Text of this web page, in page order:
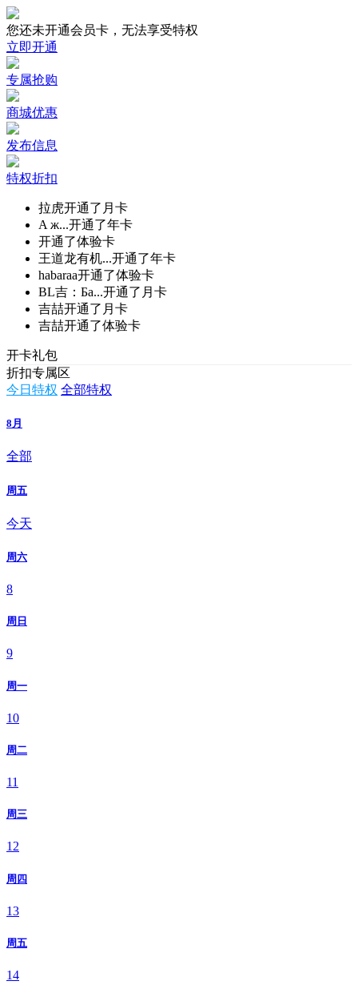
您还未开通会员卡，无法享受特权
立即开通
专属抢购
商城优惠
发布信息
特权折扣
拉虎开通了月卡
A ж...开通了年卡
开通了体验卡
王道龙有机...开通了年卡
habaraa开通了体验卡
BL吉：Ба...开通了月卡
吉喆开通了月卡
吉喆开通了体验卡
开卡礼包
折扣专属区
今日特权 全部特权
8月
全部
周五
今天
周六
8
周日
9
周一
10
周二
11
周三
12
周四
13
周五
14